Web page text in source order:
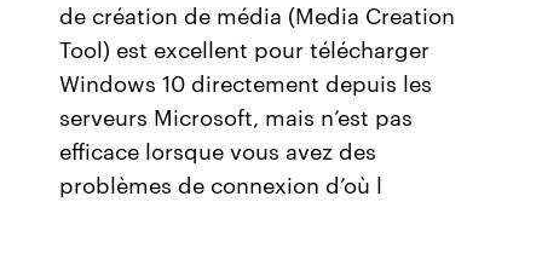
de création de média (Media Creation
Tool) est excellent pour télécharger
Windows 10 directement depuis les
serveurs Microsoft, mais n’est pas
efficace lorsque vous avez des
problèmes de connexion d’où l